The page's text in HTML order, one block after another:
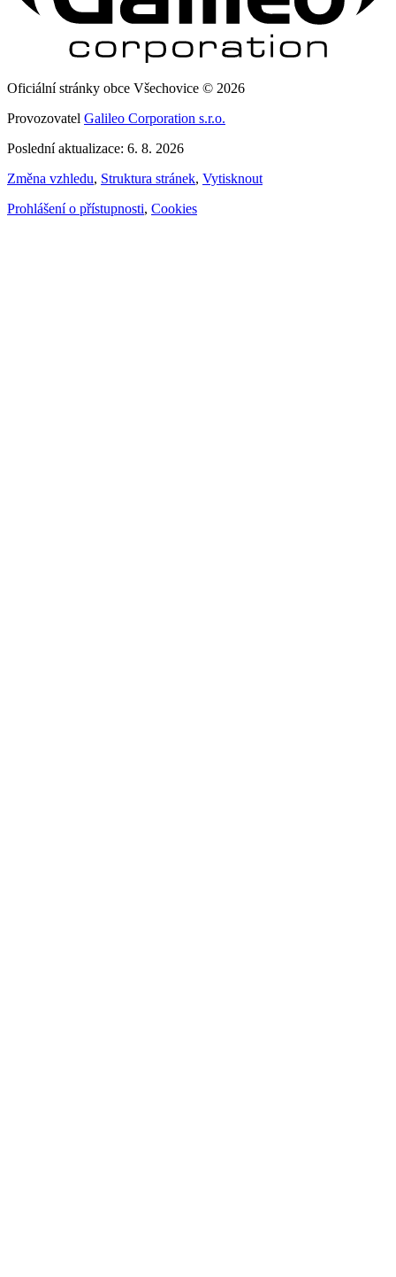
Oficiální stránky obce Všechovice © 2026
Provozovatel Galileo Corporation s.r.o.
Poslední aktualizace: 6. 8. 2026
Změna vzhledu, Struktura stránek, Vytisknout
Prohlášení o přístupnosti, Cookies